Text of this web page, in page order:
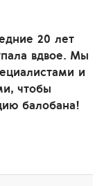
20 лет
вдвое. Мы
и
чтобы
балобана!